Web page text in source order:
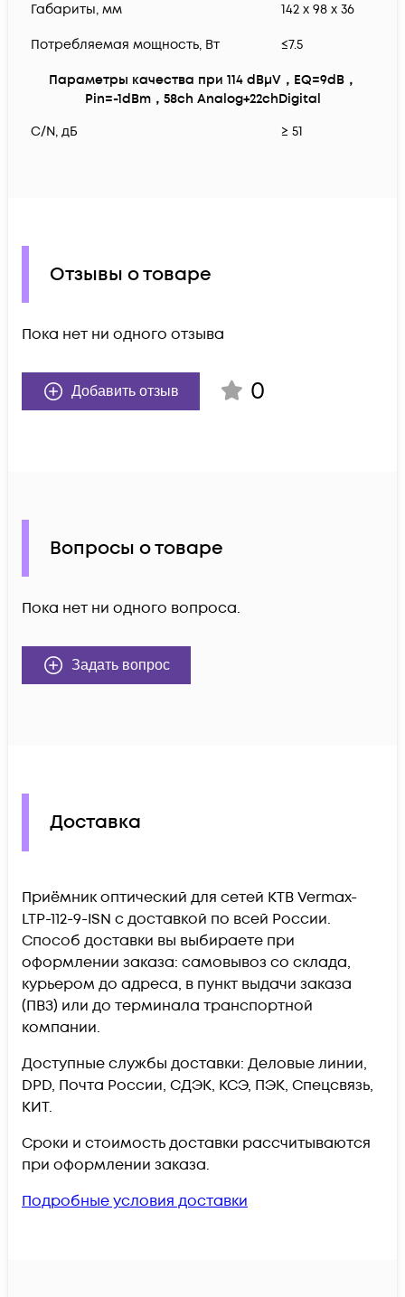
Габариты, мм 142 x 98 x 36
Потребляемая мощность, Вт ≤7.5
Параметры качества при 114 dBμV，EQ=9dB，
Pin=-1dBm，58ch Analog+22chDigital
C/N, дБ
≥ 51
Отзывы о товаре
Пока нет ни одного отзыва
Добавить отзыв 0
Вопросы о товаре
Пока нет ни одного вопроса.
Задать вопрос
Доставка
Приёмник оптический для сетей КТВ Vermax-
LTP-112-9-ISN c доставкой по всей России.
Способ доставки вы выбираете при
оформлении заказа: самовывоз со склада,
курьером до адреса, в пункт выдачи заказа
(ПВЗ) или до терминала транспортной
компании.
Доступные службы доставки: Деловые линии,
DPD, Почта России, СДЭК, КСЭ, ПЭК, Спецсвязь,
КИТ.
Сроки и стоимость доставки рассчитываются
при оформлении заказа.
Подробные условия доставки